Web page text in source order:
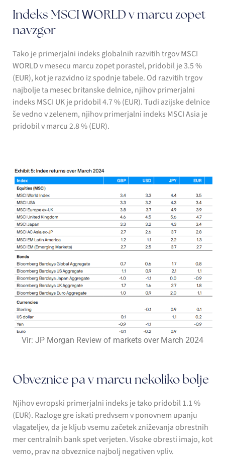
Indeks MSCI WORLD v marcu zopet
navzgor
Tako je primerjalni indeks globalnih razvitih trgov MSCI
WORLD v mesecu marcu zopet porastel, pridobil je 3.5 %
(EUR), kot je razvidno iz spodnje tabele. Od razvitih trgov
najbolje ta mesec britanske delnice, njihov primerjalni
indeks MSCI UK je pridobil 4.7 % (EUR). Tudi azijske delnice
še vedno v zelenem, njihov primerjalni indeks MSCI Asia je
pridobil v marcu 2.8 % (EUR).
Vir: JP Morgan Review of markets over March 2024
Obveznice pa v marcu nekoliko bolje
Njihov evropski primerjalni indeks je tako pridobil 1.1 %
(EUR). Razloge gre iskati predvsem v ponovnem upanju
vlagateljev, da je kljub vsemu začetek zniževanja obrestnih
mer centralnih bank spet verjeten. Visoke obresti imajo, kot
vemo, prav na obveznice najbolj negativen vpliv.